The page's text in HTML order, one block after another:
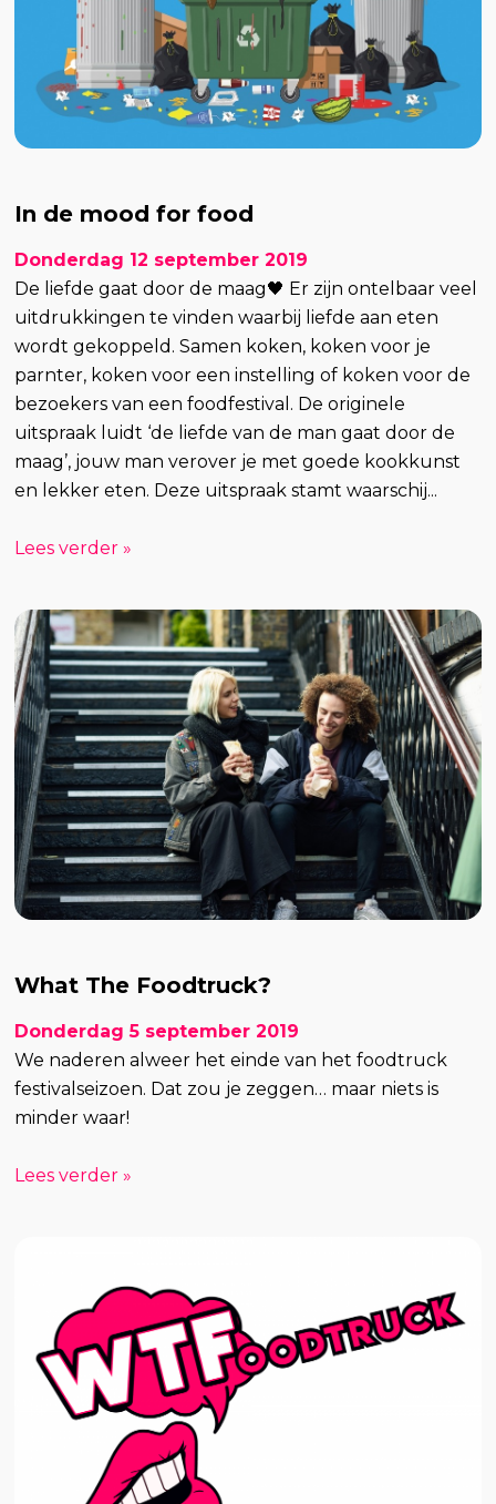
In de mood for food
Donderdag 12 september 2019
De liefde gaat door de maag🖤 Er zijn ontelbaar veel
uitdrukkingen te vinden waarbij liefde aan eten
wordt gekoppeld. Samen koken, koken voor je
parnter, koken voor een instelling of koken voor de
bezoekers van een foodfestival. De originele
uitspraak luidt ‘de liefde van de man gaat door de
maag’, jouw man verover je met goede kookkunst
en lekker eten. Deze uitspraak stamt waarschij...
Lees verder »
What The Foodtruck?
Donderdag 5 september 2019
We naderen alweer het einde van het foodtruck
festivalseizoen. Dat zou je zeggen… maar niets is
minder waar!
Lees verder »